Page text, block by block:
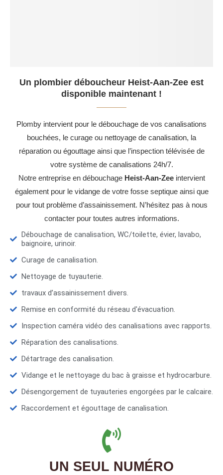
Un plombier déboucheur Heist-Aan-Zee est
disponible maintenant !
Plomby intervient pour le débouchage de vos canalisations
bouchées, le curage ou nettoyage de canalisation, la
réparation ou égouttage ainsi que l’inspection télévisée de
votre système de canalisations 24h/7.
Notre entreprise en débouchage Heist-Aan-Zeeintervient
également pour le vidange de votre fosse septique ainsi que
pour tout problème d’assainissement. N’hésitez pas à nous
contacter pour toutes autres informations.
Débouchage de canalisation, WC/toilette, évier, lavabo,
baignoire, urinoir.
Curage de canalisation.
Nettoyage de tuyauterie.
travaux d’assainissement divers.
Remise en conformité du réseau d'évacuation.
Inspection caméra vidéo des canalisations avec rapports.
Réparation des canalisations.
Détartrage des canalisation.
Vidange et le nettoyage du bac à graisse et hydrocarbure.
Désengorgement de tuyauteries engorgées par le calcaire.
Raccordement et égouttage de canalisation.
UN SEUL NUMÉRO